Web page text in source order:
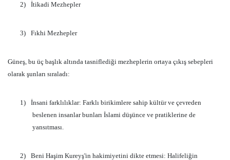
2) İtikadi Mezhepler
3) Fıkhi Mezhepler
Güneş, bu üç başlık altında tasniflediği mezheplerin ortaya çıkış sebepleri
olarak şunları sıraladı:
1)
İnsani farklılıklar: Farklı birikimlere sahip kültür ve çevreden
beslenen insanlar bunları İslami düşünce ve pratiklerine de
yansıtması.
2)
Beni Haşim Kureyş'in hakimiyetini dikte etmesi: Halifeliğin